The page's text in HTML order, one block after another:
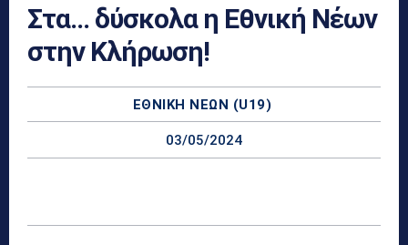
Στα… δύσκολα η Εθνική Νέων
στην Κλήρωση!
ΕΘΝΙΚΉ ΝΈΩΝ (U19)
03/05/2024